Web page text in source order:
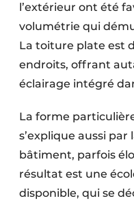
l’extérieur ont été
volumétrie qui
La toiture plate est
endroits, offrant
éclairage intégré
La forme
s’explique aussi par
bâtiment, parfois
résultat est une
disponible, qui se